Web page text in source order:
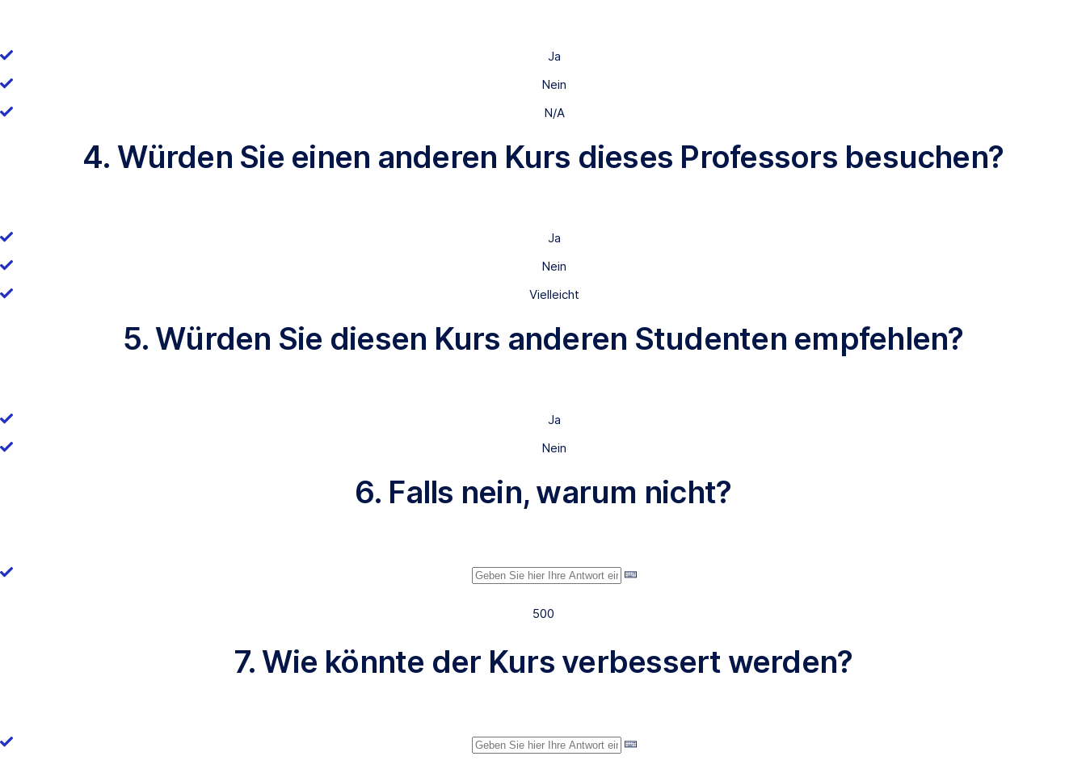
Ja
Nein
N/A
4. Würden Sie einen anderen Kurs dieses Professors besuchen?
Ja
Nein
Vielleicht
5. Würden Sie diesen Kurs anderen Studenten empfehlen?
Ja
Nein
6. Falls nein, warum nicht?
500
7. Wie könnte der Kurs verbessert werden?